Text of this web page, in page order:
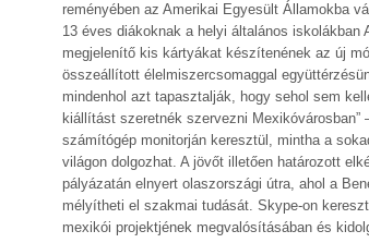
reményében az Amerikai Egyesült Államokba
13 éves diákoknak a helyi általános iskolákban
megjelenítő kis kártyákat készítenének az új
összeállított élelmiszercsomaggal
mindenhol azt tapasztalják, hogy sehol sem
kiállítást szeretnék szervezni
számítógép monitorján keresztül, mintha a
világon dolgozhat. A jövőt illetően határozott
pályázatán elnyert olaszországi útra, ahol a
mélyítheti el szakmai tudását. Skype-on
mexikói projektjének megvalósításában és